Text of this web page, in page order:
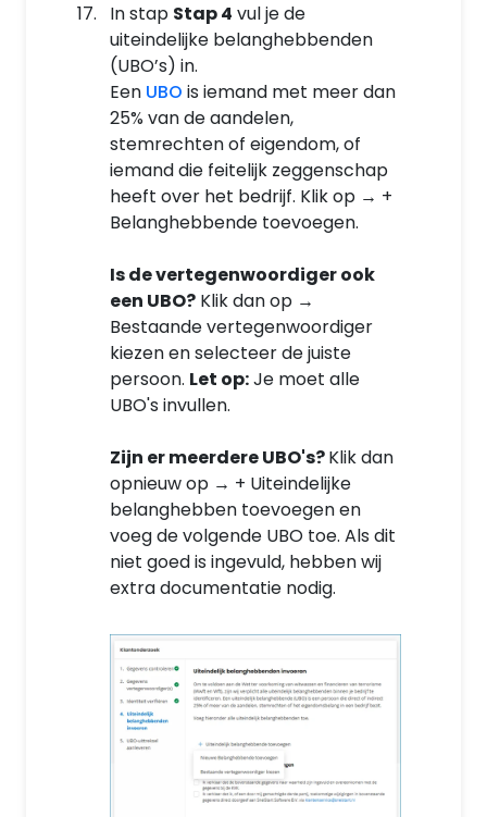
In stap Stap 4 vul je de
uiteindelijke belanghebbenden
(UBO’s) in.
Een UBO is iemand met meer dan
25% van de aandelen,
stemrechten of eigendom, of
iemand die feitelijk zeggenschap
heeft over het bedrijf. Klik op → +
Belanghebbende toevoegen.
Is de vertegenwoordiger ook
een UBO? Klik dan op →
Bestaande vertegenwoordiger
kiezen en selecteer de juiste
persoon. Let op:Je moet alle
UBO's invullen.
Zijn er meerdere UBO's?Klik dan
opnieuw op → + Uiteindelijke
belanghebben toevoegen en
voeg de volgende UBO toe. Als dit
niet goed is ingevuld, hebben wij
extra documentatie nodig.